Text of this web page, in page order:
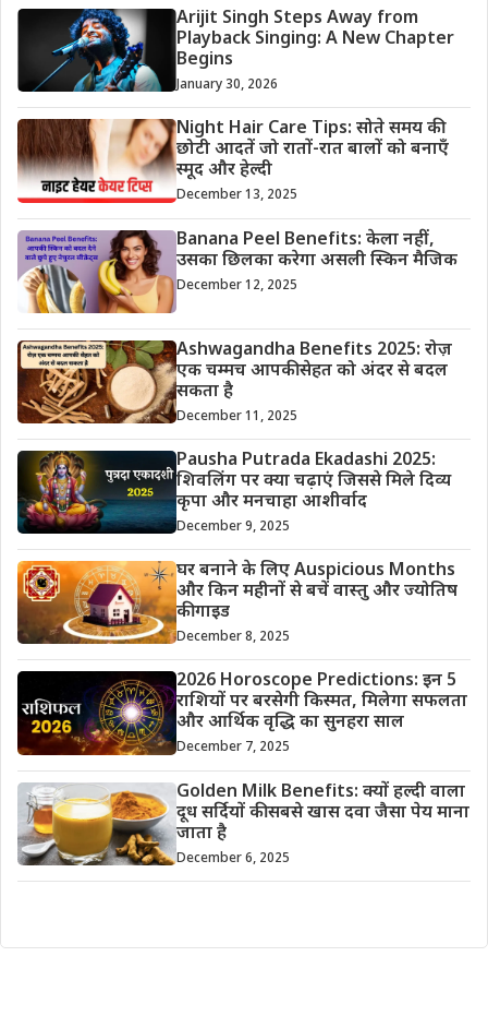
Arijit Singh Steps Away from
Playback Singing: A New Chapter
Begins
January 30, 2026
Night Hair Care Tips: सोते समय की
छोटी आदतें जो रातों-रात बालों को बनाएँ
स्मूद और हेल्दी
December 13, 2025
Banana Peel Benefits: केला नहीं,
उसका छिलका करेगा असली स्किन मैजिक
December 12, 2025
Ashwagandha Benefits 2025: रोज़
एक चम्मच आपकी सेहत को अंदर से बदल
सकता है
December 11, 2025
Pausha Putrada Ekadashi 2025:
शिवलिंग पर क्या चढ़ाएं जिससे मिले दिव्य
कृपा और मनचाहा आशीर्वाद
December 9, 2025
घर बनाने के लिए Auspicious Months
और किन महीनों से बचें वास्तु और ज्योतिष
की गाइड
December 8, 2025
2026 Horoscope Predictions: इन 5
राशियों पर बरसेगी किस्मत, मिलेगा सफलता
और आर्थिक वृद्धि का सुनहरा साल
December 7, 2025
Golden Milk Benefits: क्यों हल्दी वाला
दूध सर्दियों की सबसे खास दवा जैसा पेय माना
जाता है
December 6, 2025